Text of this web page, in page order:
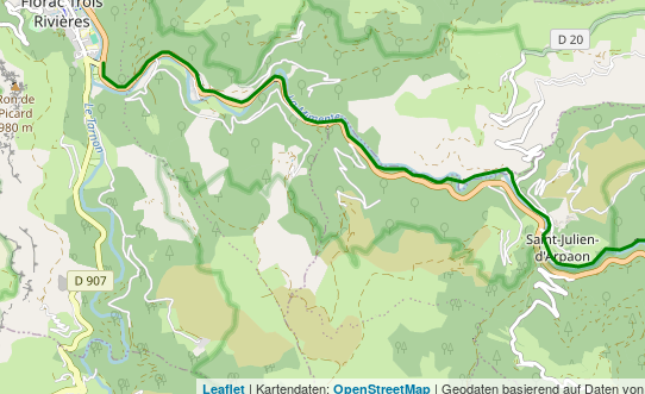
Leaflet| Kartendaten:OpenStreetMap| Geodaten basierend auf Daten von